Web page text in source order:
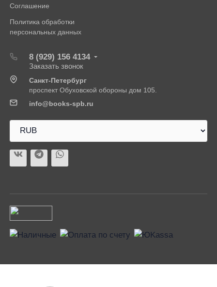
Соглашение
Политика обработки
персональных данных
8 (929) 156 4134
Заказать звонок
Санкт-Петербург
проспект Обуховской обороны дом 105.
info@books-spb.ru